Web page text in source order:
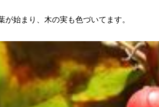
始まり、木の実も色づいてます。